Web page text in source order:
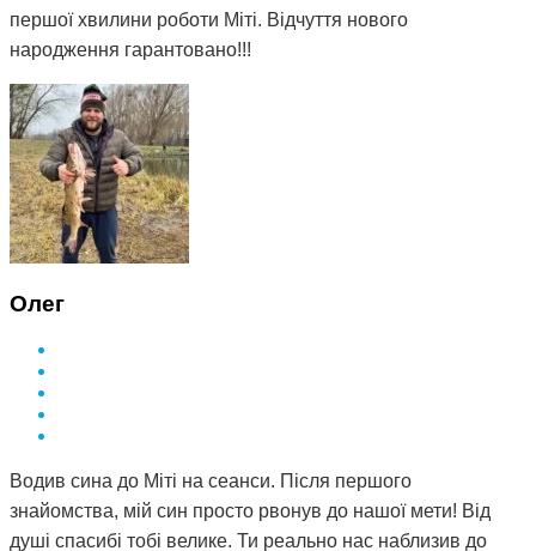
першої хвилини роботи Міті. Відчуття нового
народження гарантовано!!!
Олег
Водив сина до Міті на сеанси. Після першого
знайомства, мій син просто рвонув до нашої мети! Від
душі спасибі тобі велике. Ти реально нас наблизив до